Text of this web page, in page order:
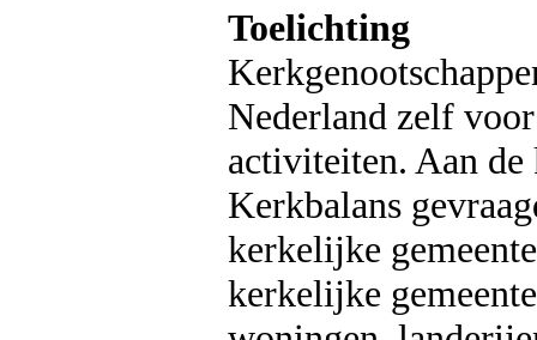
Toelichting
Nederland zelf
activiteiten. Aan
Kerkbalans
kerkelijke
kerkelijke